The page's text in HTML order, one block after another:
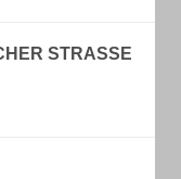
STRASSE